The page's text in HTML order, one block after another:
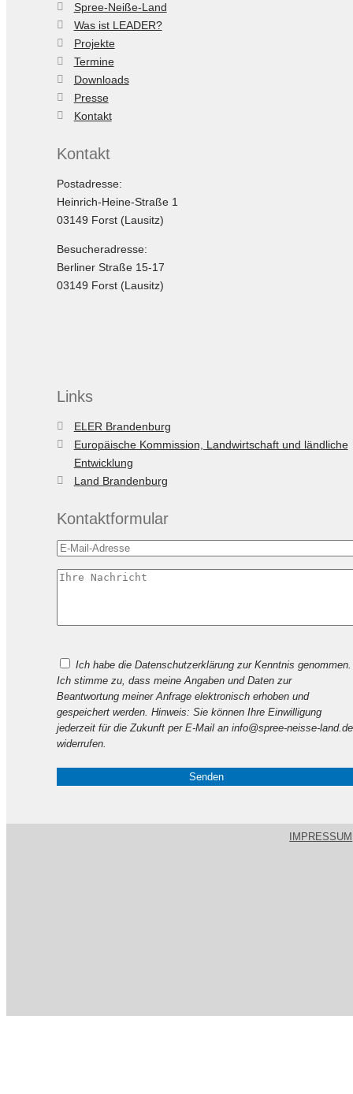
Spree-Neiße-Land
Was ist LEADER?
Projekte
Termine
Downloads
Presse
Kontakt
Kontakt
Postadresse:
Heinrich-Heine-Straße 1
03149 Forst (Lausitz)
Besucheradresse:
Berliner Straße 15-17
03149 Forst (Lausitz)
Links
ELER Brandenburg
Europäische Kommission, Landwirtschaft und ländliche
Entwicklung
Land Brandenburg
Kontaktformular
lasse
dieses
leer.
Ich habe die Datenschutzerklärung zur Kenntnis genommen.
Ich stimme zu, dass meine Angaben und Daten zur
Beantwortung meiner Anfrage elektronisch erhoben und
gespeichert werden. Hinweis: Sie können Ihre Einwilligung
jederzeit für die Zukunft per E-Mail an info@spree-neisse-land.de
widerrufen.
IMPRESSUM